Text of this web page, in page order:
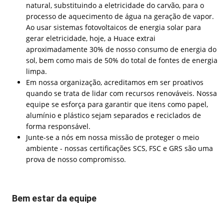
natural, substituindo a eletricidade do carvão, para o
processo de aquecimento de água na geração de vapor.
Ao usar sistemas fotovoltaicos de energia solar para
gerar eletricidade, hoje, a Huace extrai
aproximadamente 30% de nosso consumo de energia do
sol, bem como mais de 50% do total de fontes de energia
limpa.
Em nossa organização, acreditamos em ser proativos
quando se trata de lidar com recursos renováveis. Nossa
equipe se esforça para garantir que itens como papel,
alumínio e plástico sejam separados e reciclados de
forma responsável.
Junte-se a nós em nossa missão de proteger o meio
ambiente - nossas certificações SCS, FSC e GRS são uma
prova de nosso compromisso.
Bem estar da equipe